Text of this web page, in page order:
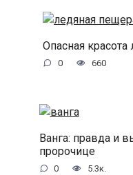
Опасная
0 660
Ванга: правда и
пророчице
0 5.3к.